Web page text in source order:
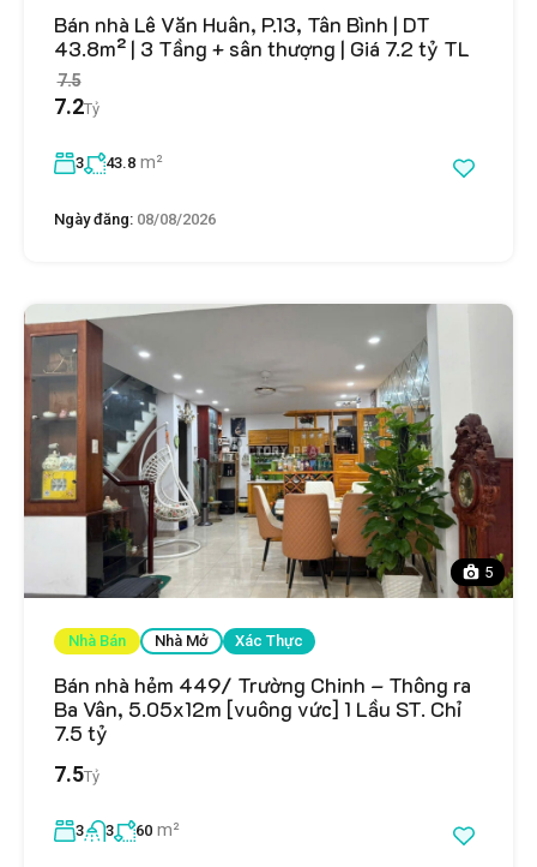
Bán nhà Lê Văn Huân, P.13, Tân Bình | DT
43.8m² | 3 Tầng + sân thượng | Giá 7.2 tỷ TL
7.2
7.5
Tỷ
3 43.8 m²
Ngày đăng: 08/08/2026
5
Nhà Bán Nhà Mở Xác Thực
Bán nhà hẻm 449/ Trường Chinh – Thông ra
Ba Vân, 5.05x12m [vuông vức] 1 Lầu ST. Chỉ
7.5 tỷ
7.5Tỷ
3 3 60 m²